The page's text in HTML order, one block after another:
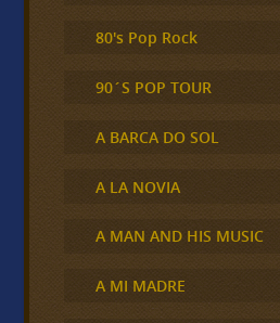
80's Pop Rock
90´S POP TOUR
A BARCA DO SOL
A LA NOVIA
A MAN AND HIS MUSIC
A MI MADRE